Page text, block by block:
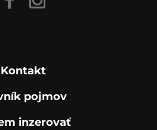
Kontakt
pojmov
inzerovať